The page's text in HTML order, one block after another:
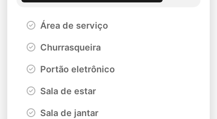
Área de serviço
Churrasqueira
Portão eletrônico
Sala de estar
Sala de jantar